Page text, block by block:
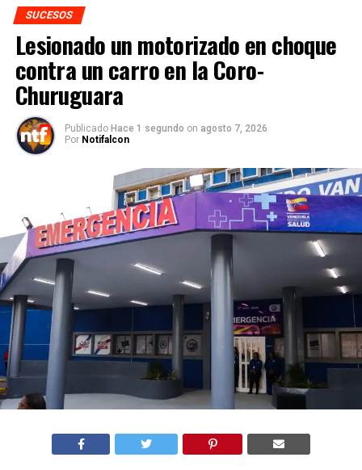
SUCESOS
Lesionado un motorizado en choque
contra un carro en la Coro-
Churuguara
Publicado Hace 1 segundo on agosto 7, 2026
Por Notifalcon